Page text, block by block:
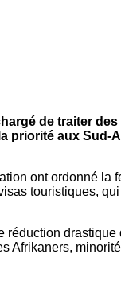
de traiter
priorité aux
ont ordonné la
touristiques,